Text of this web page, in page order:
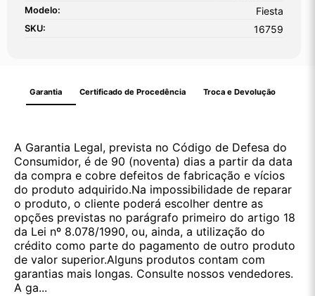
Modelo: Fiesta
SKU: 16759
Garantia Certificado de Procedência Troca e Devolução
A Garantia Legal, prevista no Código de Defesa do
Consumidor, é de 90 (noventa) dias a partir da data
da compra e cobre defeitos de fabricação e vícios
do produto adquirido.Na impossibilidade de reparar
o produto, o cliente poderá escolher dentre as
opções previstas no parágrafo primeiro do artigo 18
da Lei nº 8.078/1990, ou, ainda, a utilização do
crédito como parte do pagamento de outro produto
de valor superior.Alguns produtos contam com
garantias mais longas. Consulte nossos vendedores.
A ga...